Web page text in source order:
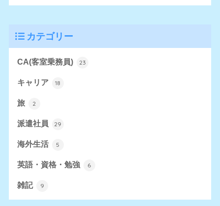
カテゴリー
CA(客室乗務員) 23
キャリア 18
旅 2
派遣社員 29
海外生活 5
英語・資格・勉強 6
雑記 9